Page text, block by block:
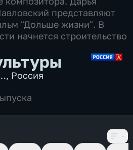
представляют
"Дольше жизни". В
начнется строительство
, Россия